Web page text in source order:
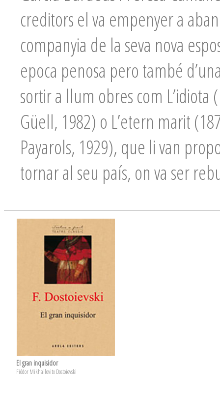
creditors el va empenyer a
companyia de la seva nova
epoca penosa pero també
sortir a llum obres com L’idiota
Güell, 1982) o L’etern marit
Payarols, 1929), que li van
tornar al seu país, on va ser
El gran inquisidor
Fiódor Mikhailovitx Dostoievski